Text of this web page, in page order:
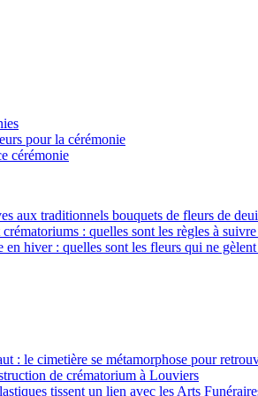
pour la cérémonie
cérémonie
aux traditionnels bouquets de fleurs de
: quelles sont les règles à
en hiver : quelles sont les fleurs qui ne gèlent
: le cimetière se métamorphose pour
de crématorium à Louviers
tissent un lien avec les Arts